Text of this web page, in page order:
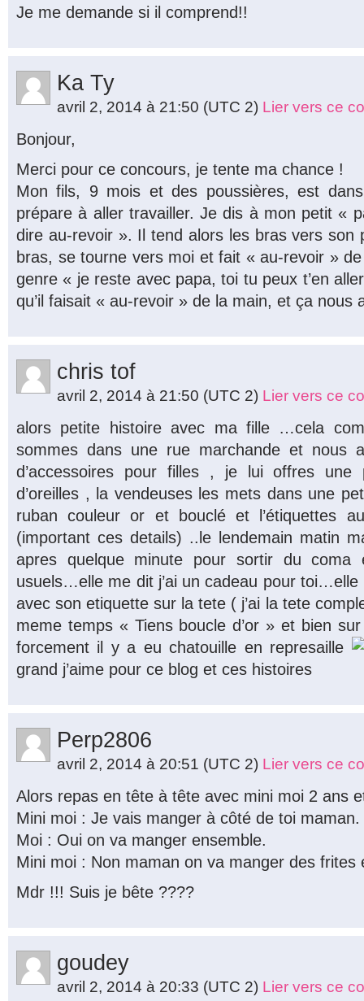
Je me demande si il comprend!!
Ka Ty
avril 2, 2014 à 21:50 (UTC 2) Lier vers ce
Bonjour,
Merci pour ce concours, je tente ma chance !
Mon fils, 9 mois et des poussières, est
prépare à aller travailler. Je dis à mon petit «
dire au-revoir ». Il tend alors les bras vers son
bras, se tourne vers moi et fait « au-revoir »
genre « je reste avec papa, toi tu peux t’en
qu’il faisait « au-revoir » de la main, et ça nous
chris tof
avril 2, 2014 à 21:50 (UTC 2) Lier vers ce
alors petite histoire avec ma fille …cela
sommes dans une rue marchande et nous
d’accessoires pour filles , je lui offres une
d’oreilles , la vendeuses les mets dans une
ruban couleur or et bouclé et l’étiquettes
(important ces details) ..le lendemain matin
apres quelque minute pour sortir du
usuels…elle me dit j’ai un cadeau pour
avec son etiquette sur la tete ( j’ai la tete
meme temps « Tiens boucle d’or » et bien
forcement il y a eu chatouille en represaille
grand j’aime pour ce blog et ces histoires
Perp2806
avril 2, 2014 à 20:51 (UTC 2) Lier vers ce
Alors repas en tête à tête avec mini moi 2 ans
Mini moi : Je vais manger à côté de toi maman.
Moi : Oui on va manger ensemble.
Mini moi : Non maman on va manger des frites
Mdr !!! Suis je bête ????
goudey
avril 2, 2014 à 20:33 (UTC 2) Lier vers ce